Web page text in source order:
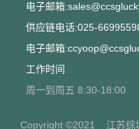
电子邮箱
供应链电话:025-
电子邮箱
工作时间
周一到周五 8:30-18:00
Copyright ©2021 江苏综